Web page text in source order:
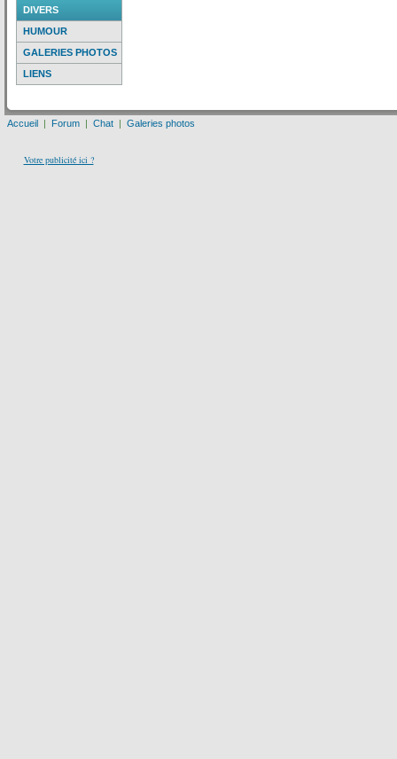
DIVERS
HUMOUR
GALERIES PHOTOS
LIENS
Accueil | Forum | Chat | Galeries photos
Votre publicité ici ?